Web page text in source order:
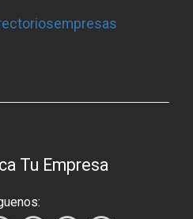
Tu Empresa